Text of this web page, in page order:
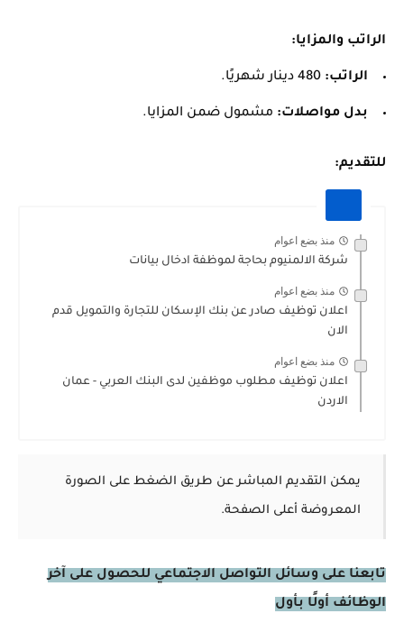
الراتب والمزايا:
الراتب:
بدل مواصلات: مشمول ضمن المزايا.
للتقديم:
منذ بضع اعوام
شركة الالمنيوم بحاجة لموظفة ادخال بيانات
منذ بضع اعوام
اعلان توظيف صادر عن بنك الإسكان للتجارة والتمويل قدم
الان
منذ بضع اعوام
اعلان توظيف مطلوب موظفين لدى البنك العربي - عمان
الاردن
يمكن التقديم المباشر عن طريق الضغط على الصورة
المعروضة أعلى الصفحة.
تابعنا على وسائل التواصل الاجتماعي للحصول على آخر
الوظائف أولًا بأول